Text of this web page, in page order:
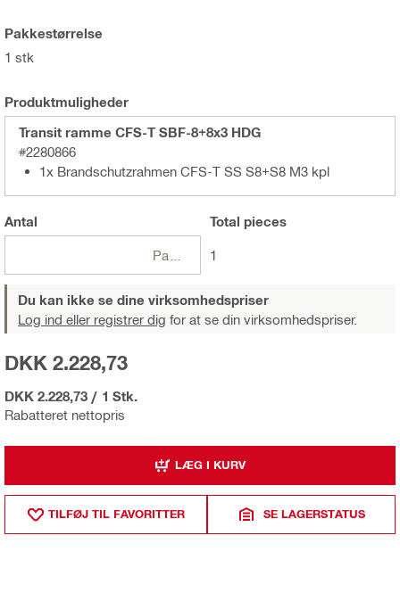
Pakkestørrelse
1 stk
Produktmuligheder
Transit ramme CFS-T SBF-8+8x3 HDG
#2280866
1x Brandschutzrahmen CFS-T SS S8+S8 M3 kpl
Antal Total pieces
1
Du kan ikke se dine virksomhedspriser
Log ind eller registrer dig for at se din virksomhedspriser.
Rabatteret nettopris
DKK 2.228,73
DKK 2.228,73 / 1 Stk.
LÆG I KURV
TILFØJ TIL FAVORITTER SE LAGERSTATUS